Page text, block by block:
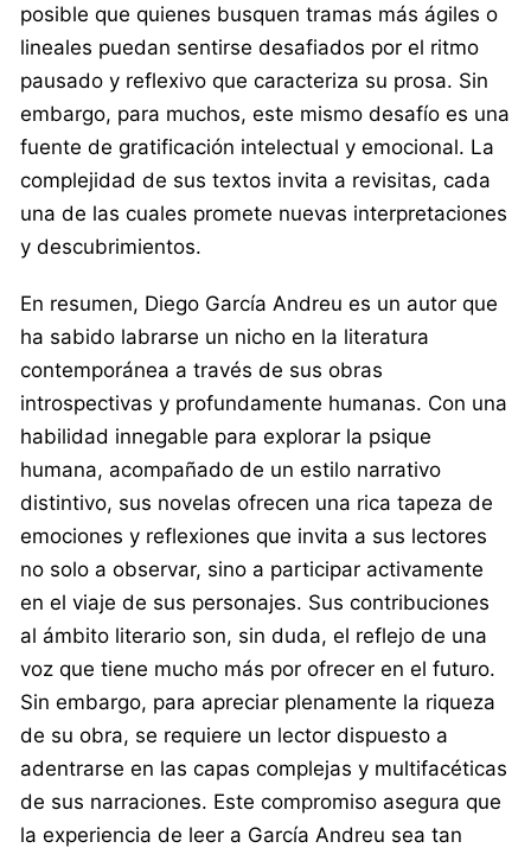
posible que quienes busquen tramas más ágiles o
lineales puedan sentirse desafiados por el ritmo
pausado y reflexivo que caracteriza su prosa. Sin
embargo, para muchos, este mismo desafío es una
fuente de gratificación intelectual y emocional. La
complejidad de sus textos invita a revisitas, cada
una de las cuales promete nuevas interpretaciones
y descubrimientos.
En resumen, Diego García Andreu es un autor que
ha sabido labrarse un nicho en la literatura
contemporánea a través de sus obras
introspectivas y profundamente humanas. Con una
habilidad innegable para explorar la psique
humana, acompañado de un estilo narrativo
distintivo, sus novelas ofrecen una rica tapeza de
emociones y reflexiones que invita a sus lectores
no solo a observar, sino a participar activamente
en el viaje de sus personajes. Sus contribuciones
al ámbito literario son, sin duda, el reflejo de una
voz que tiene mucho más por ofrecer en el futuro.
Sin embargo, para apreciar plenamente la riqueza
de su obra, se requiere un lector dispuesto a
adentrarse en las capas complejas y multifacéticas
de sus narraciones. Este compromiso asegura que
la experiencia de leer a García Andreu sea tan